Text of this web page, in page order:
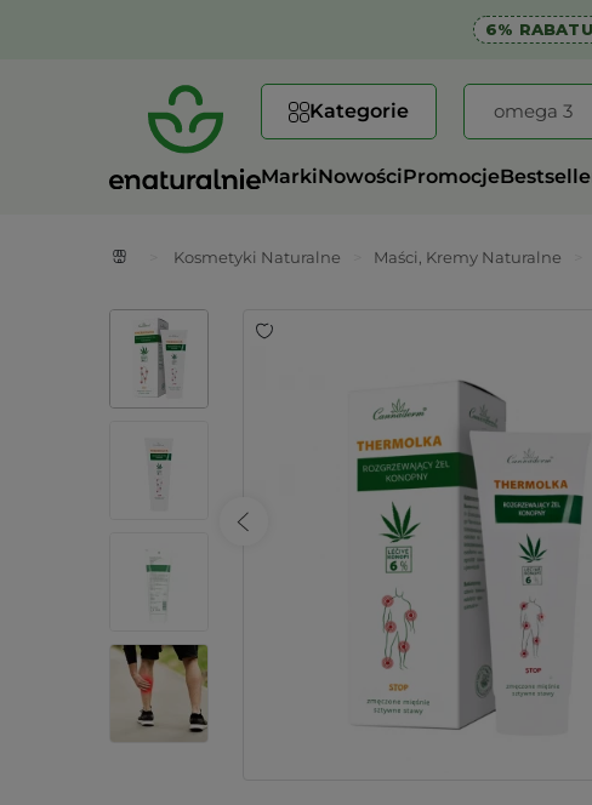
6% RABATU
Kategorie
MarkiNowościPromocje
Kosmetyki Naturalne Maści, Kremy Naturalne